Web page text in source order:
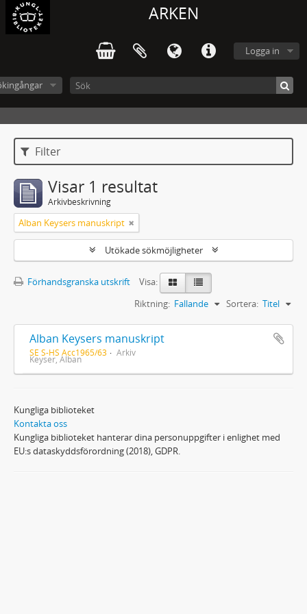
ARKEN
Logga in
Filter
Visar 1 resultat
Arkivbeskrivning
Alban Keysers manuskript
Utökade sökmöjligheter
Förhandsgranska utskrift
Visa:
Sortera: Titel
Riktning: Fallande
Alban Keysers manuskript
SE S-HS Acc1965/63 Arkiv
Keyser, Alban
Kungliga biblioteket
Kontakta oss
Kungliga biblioteket hanterar dina personuppgifter i enlighet med
EU:s dataskyddsförordning (2018), GDPR.